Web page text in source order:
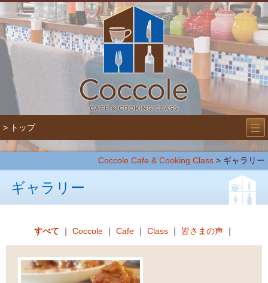
> トップ ―
―
―
Coccole Cafe & Cooking Class > ギャラリー
ギャラリー
すべて ｜ Coccole ｜ Cafe ｜ Class ｜ 皆さまの声 ｜